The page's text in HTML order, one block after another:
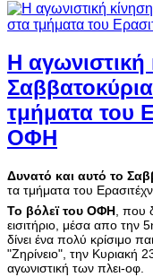
Η αγωνιστική
τμήματα του
ΟΦΗ
Δυνατό και αυτό το
τα τμήματα του
Το βόλεϊ του ΟΦΗ, που
εισιτήριο, μέσα απο την
δίνει ένα πολύ κρίσιμο
"Ζηρίνειο", την Κυριακή
αγωνιστική των πλει-οφ.